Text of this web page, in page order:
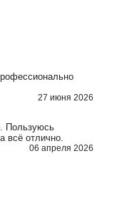
27 июня 2026
Пользуюсь
всё отлично.
06 апреля 2026